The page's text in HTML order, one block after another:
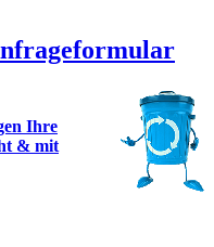
Ihre
& mit